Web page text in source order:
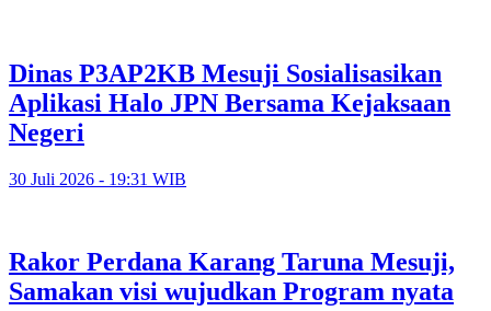
Dinas P3AP2KB Mesuji Sosialisasikan
Aplikasi Halo JPN Bersama Kejaksaan
Negeri
30 Juli 2026 - 19:31 WIB
Rakor Perdana Karang Taruna Mesuji,
Samakan visi wujudkan Program nyata